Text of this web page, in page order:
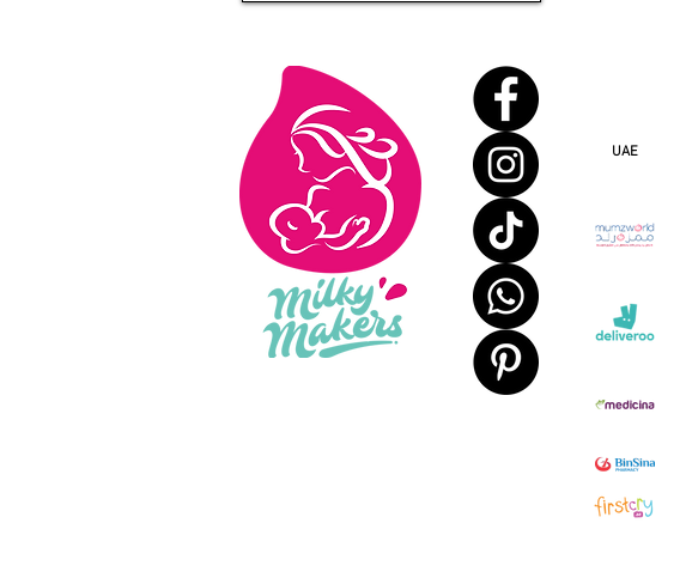
UAE